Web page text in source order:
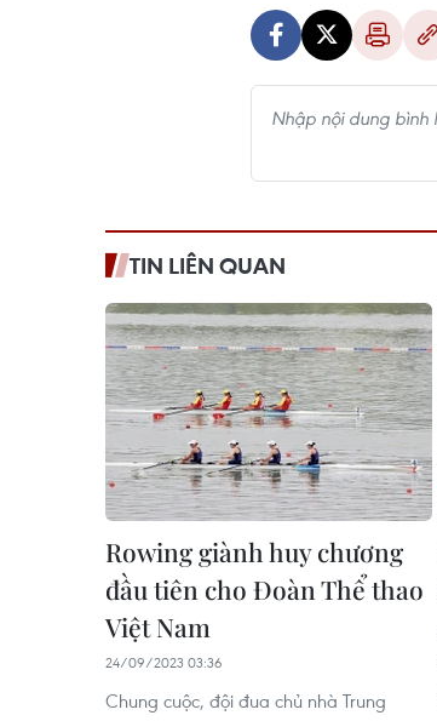
TIN LIÊN QUAN
Rowing giành huy chương
đầu tiên cho Đoàn Thể thao
Việt Nam
24/09/2023 03:36
Chung cuộc, đội đua chủ nhà Trung